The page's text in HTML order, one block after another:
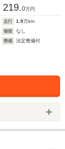
219.0万円
走行 1.9万km
修復
なし
整備
法定整備付